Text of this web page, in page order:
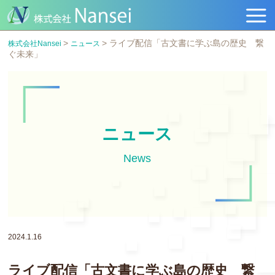
株式会社Nansei > ニュース > ライブ配信「古文書に学ぶ島の歴史 繋
ぐ未来」
ニュース
News
2024.1.16
ライブ配信「古文書に学ぶ島の歴史 繋